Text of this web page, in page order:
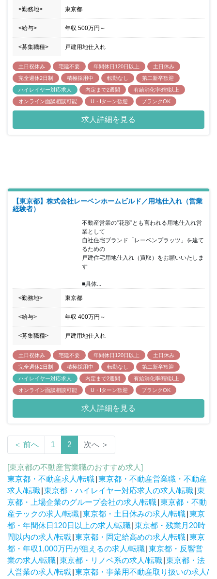
<勤務地> 東京都
<給与> 年収 500万円 ～
<募集職種> 戸建用地仕入れ
土日祝休み 宅建不要 年間休日120日以上
土日休み
完全週休2日制
積極採用中 転勤なし
第二新卒歓迎
ハイレイヤー対応求人
内定まで2週間
有給消化率8割以上
オンライン面談相談可能
U・Iターン歓迎 ブランクOK
求人詳細を見る
【東京都】株式会社レーベンホームビルド／用地仕入れ（営業
経験者）
不動産営業の”花形”とも言われる用地仕入れ営
業として
自社住宅ブランド「レーベンプラッツ」を建て
るための
戸建住宅用地仕入れ（買取）をお願いいたしま
す
■具体...
<勤務地> 東京都
<給与> 年収 400万円 ～
<募集職種> 戸建用地仕入れ
土日祝休み 宅建不要 年間休日120日以上
土日休み
完全週休2日制
積極採用中 転勤なし
第二新卒歓迎
ハイレイヤー対応求人
内定まで2週間
有給消化率8割以上
オンライン面談相談可能
U・Iターン歓迎 ブランクOK
求人詳細を見る
＜ 前へ 1 2 次へ ＞
[東京都の不動産営業職のおすすめ求人]
東京都・不動産求人/転職 東京都・不動産営業職・不動産
求人/転職 東京都・ハイレイヤー対応求人の求人/転職 東
京都・上場企業のグループ会社の求人/転職 東京都・不動
産テックの求人/転職 東京都・土日休みの求人/転職 東京
都・年間休日120日以上の求人/転職 東京都・残業月20時
間以内の求人/転職 東京都・固定給高めの求人/転職 東京
都・年収1,000万円が狙えるの求人/転職 東京都・反響営
業の求人/転職 東京都・リノベ系の求人/転職 東京都・法
人営業の求人/転職 東京都・事業用不動産取り扱いの求人/